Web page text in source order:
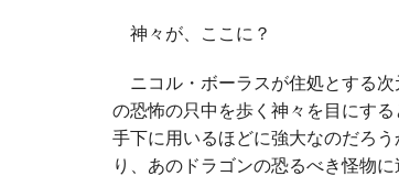
神々が、ここに？
ニコル・ボーラスが住処とする
の恐怖の只中を歩く神々を目にす
手下に用いるほどに強大なのだろ
り、あのドラゴンの恐るべき怪物